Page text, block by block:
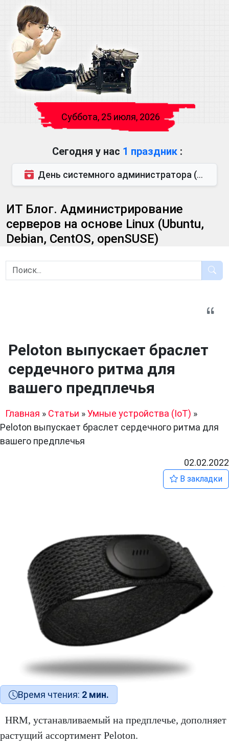
Суббота, 25 июля, 2026
Сегодня у нас 1 праздник :
День системного администратора (также известен как День сисадмина) — праздник, который отмечается...
ИТ Блог. Администрирование
серверов на основе Linux (Ubuntu,
Debian, CentOS, openSUSE)
Peloton выпускает браслет
сердечного ритма для
вашего предплечья
Главная » Статьи »Умные устройства (IoT) »
Peloton выпускает браслет сердечного ритма для
вашего предплечья
02.02.2022
В закладки
Время чтения: 2 мин.
HRM, устанавливаемый на предплечье, дополняет
растущий ассортимент Peloton.